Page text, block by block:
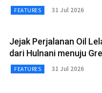
FEATURES 31 Jul 2026
Jejak Perjalanan Oil
dari Hulnani menuju
FEATURES 31 Jul 2026